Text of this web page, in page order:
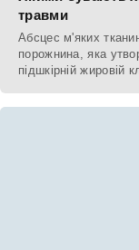
травми
Абсцес м'яких
порожнина, яка
підшкірній жировій